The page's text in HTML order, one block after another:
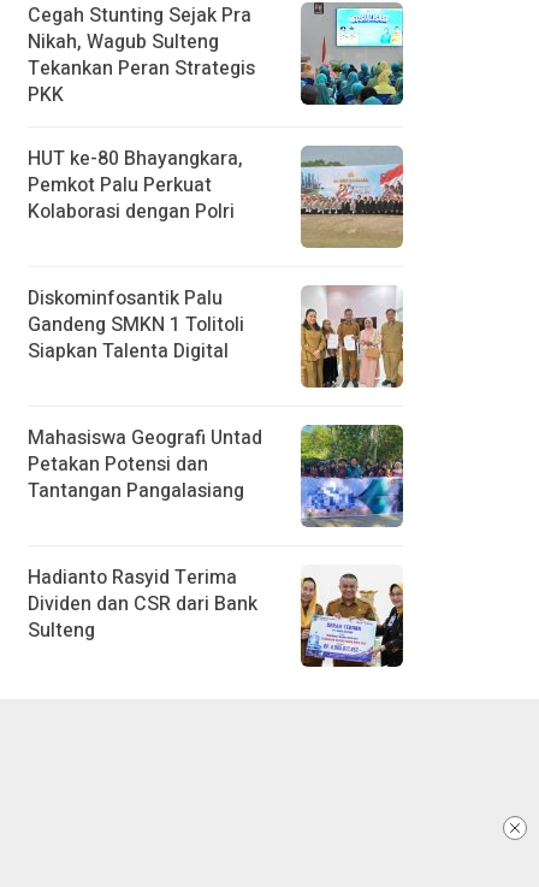
Cegah Stunting Sejak Pra
Nikah, Wagub Sulteng
Tekankan Peran Strategis
PKK
HUT ke-80 Bhayangkara,
Pemkot Palu Perkuat
Kolaborasi dengan Polri
Diskominfosantik Palu
Gandeng SMKN 1 Tolitoli
Siapkan Talenta Digital
Mahasiswa Geografi Untad
Petakan Potensi dan
Tantangan Pangalasiang
Hadianto Rasyid Terima
Dividen dan CSR dari Bank
Sulteng